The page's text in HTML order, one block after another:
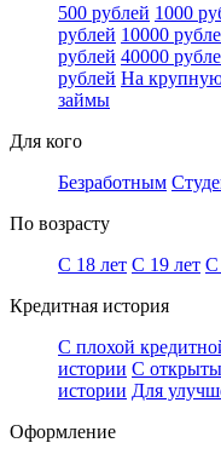
500 рублей 1000
рублей 10000
рублей 40000
рублей На
займы
Для кого
Безработным
По возрасту
С 18 лет С 19 лет С
Кредитная история
С плохой
истории С
истории Для
Оформление